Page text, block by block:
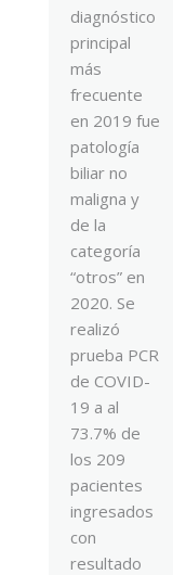
diagnóstico
principal
más
frecuente
en 2019 fue
patología
biliar no
maligna y
de la
categoría
“otros” en
2020. Se
realizó
prueba PCR
de COVID-
19 a al
73.7% de
los 209
pacientes
ingresados
con
resultado